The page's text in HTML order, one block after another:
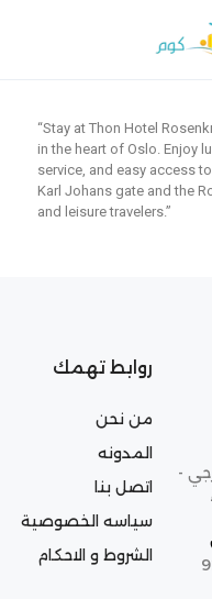
“Stay at Thon Hotel
in the heart of Oslo. Enjoy
service, and easy access
Karl Johans gate and the
and leisure travelers.”
-
روابط تهمك
من نحن
المدونه
اتصل بنا
سياسه الخصوصية
الشروط و الاحكام